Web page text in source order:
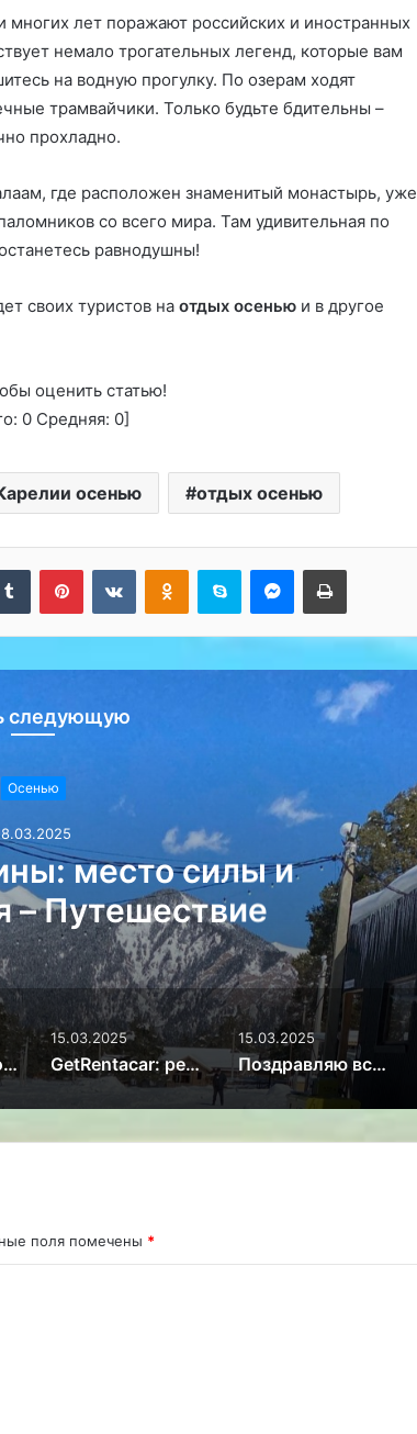
лет поражают российских и иностранных
немало трогательных легенд, которые вам
на водную прогулку. По озерам ходят
трамвайчики. Только будьте бдительны –
прохладно.
где расположен знаменитый монастырь, уже
со всего мира. Там удивительная по
равнодушны!
своих туристов на отдых осенью и в другое
оценить статью!
0Средняя: 0]
осенью отдых осенью
Tumblr PinterestВконтактеОдноклассники
Skype MessengerПечатать
следующую
Осенью
место силы и
– Путешествие
Избыток или новое мировоззрение: почему дети перестали ценить игрушки – Путешествие
15.03.2025
GetRentacar: решение транспортного вопроса в любом уголке планеты – Путешествие
15.03.2025
Поздравляю всех женщин с 8 марта! – Путешествие
поля помечены *